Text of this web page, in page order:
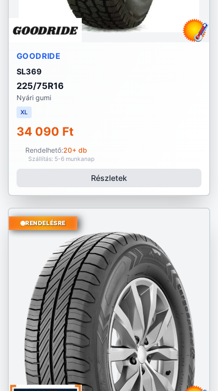
GOODRIDE
SL369
225/75R16
Nyári gumi
XL
34 090 Ft
Rendelhető:20+ db
Szállítás: 5-6 munkanap
Részletek
RENDELÉSRE